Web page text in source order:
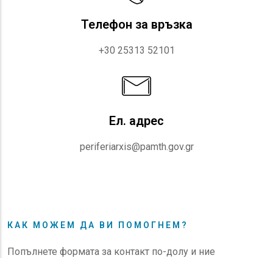
Телефон за връзка
+30 25313 52101
Ел. адрес
periferiarxis@pamth.gov.gr
КАК МОЖЕМ ДА ВИ ПОМОГНЕМ?
Попълнете формата за контакт по-долу и ние